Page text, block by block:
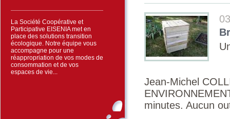
La Société Coopérative et
Participative EISENIA met en
place des solutions transition
écologique. Notre équipe vous
accompagne pour une
réappropriation de vos modes de
consommation et de vos
espaces de vie...
Jean-Michel
minutes. Aucun